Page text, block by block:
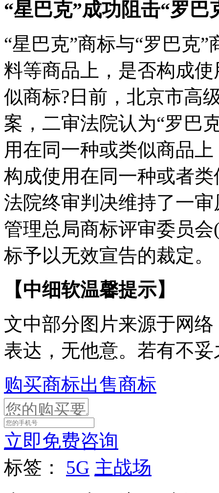
“星巴克”成功阻击“罗巴
“星巴克”商标与“罗巴克
料等商品上，是否构成
似商标?日前，北京市高
案，二审法院认为“罗巴
用在同一种或类似商品
构成使用在同一种或者
法院终审判决维持了一
管理总局商标评审委员
标予以无效宣告的裁定。
【中细软温馨提示】
文中部分图片来源于网
表达，无他意。若有不
购买商标出售商标
立即免费咨询
标签：
5G 主战场